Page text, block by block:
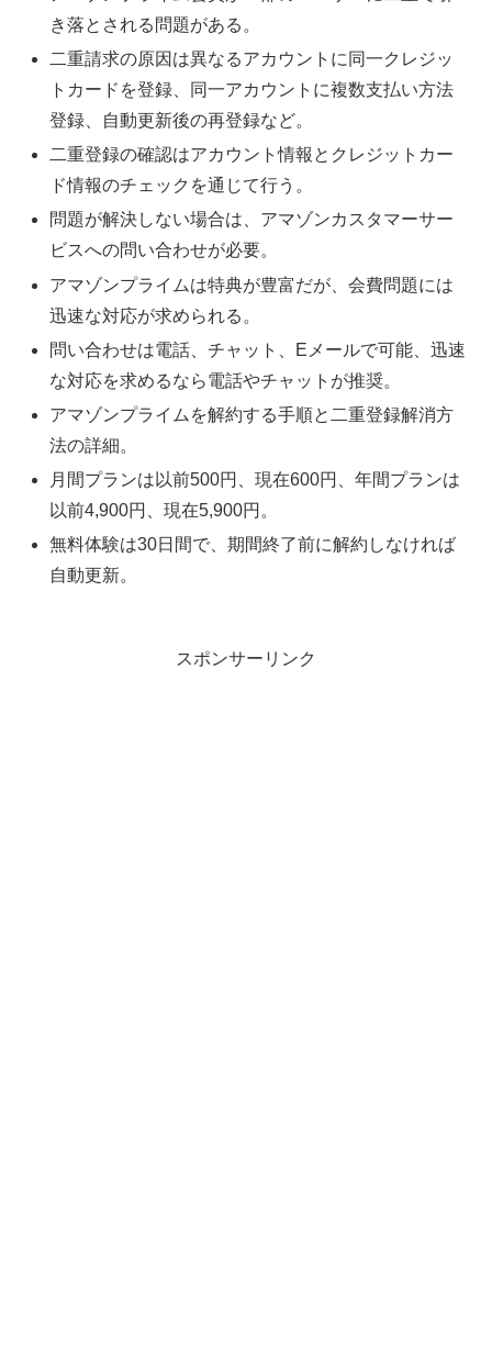
き落とされる問題がある。
二重請求の原因は異なるアカウントに同一クレジッ
トカードを登録、同一アカウントに複数支払い方法
登録、自動更新後の再登録など。
二重登録の確認はアカウント情報とクレジットカー
ド情報のチェックを通じて行う。
問題が解決しない場合は、アマゾンカスタマーサー
ビスへの問い合わせが必要。
アマゾンプライムは特典が豊富だが、会費問題には
迅速な対応が求められる。
問い合わせは電話、チャット、Eメールで可能、迅速
な対応を求めるなら電話やチャットが推奨。
アマゾンプライムを解約する手順と二重登録解消方
法の詳細。
月間プランは以前500円、現在600円、年間プランは
以前4,900円、現在5,900円。
無料体験は30日間で、期間終了前に解約しなければ
自動更新。
スポンサーリンク